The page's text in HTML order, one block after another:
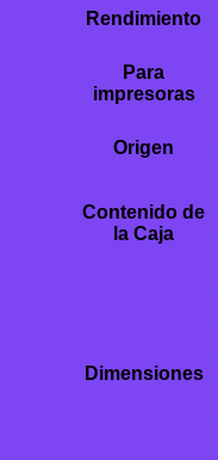
Rendimiento
Para
impresoras
Origen
Contenido de
la Caja
Dimensiones